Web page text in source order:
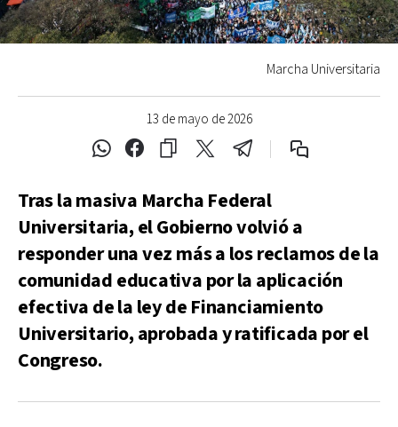
13 de mayo de 2026
Marcha Universitaria
Tras la masiva Marcha Federal
Universitaria, el Gobierno volvió a
responder una vez más a los reclamos de la
comunidad educativa por la aplicación
efectiva de la ley de Financiamiento
Universitario, aprobada y ratificada por el
Congreso.